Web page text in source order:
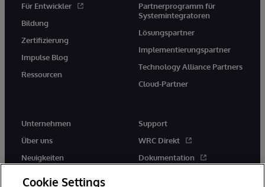
Für Entwickler
Bildung
Zertifizierung
Impulse Blog
Ressourcen
Partnerprogramm für
Systemintegratoren
Lösungspartner
Implementierungspartner
Technology Alliance Partners
Cloud-Partner
Unternehmen
Über uns
Neuigkeiten
Support
WRC Direkt
Dokumentation
Cookie Settings